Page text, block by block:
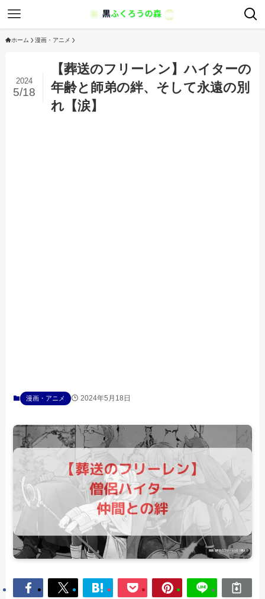
ホーム 漫画・アニメ
【葬送のフリーレン】ハイターの
年齢と師弟の絆、そして永遠の別
れ【涙】
2024
5/18
漫画・アニメ 2024年5月18日